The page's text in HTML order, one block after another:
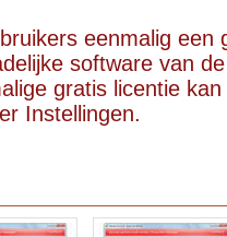
eenmalig een
software van
gratis licentie
Instellingen.